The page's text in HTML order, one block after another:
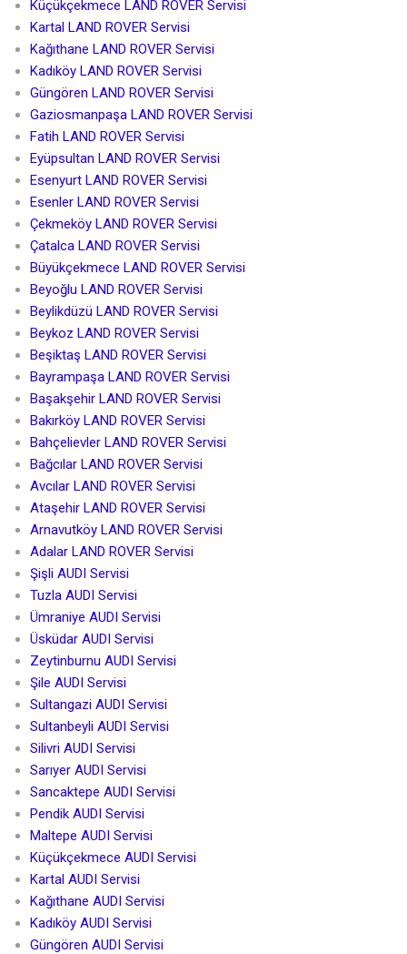
Küçükçekmece LAND ROVER Servisi
Kartal LAND ROVER Servisi
Kağıthane LAND ROVER Servisi
Kadıköy LAND ROVER Servisi
Güngören LAND ROVER Servisi
Gaziosmanpaşa LAND ROVER Servisi
Fatih LAND ROVER Servisi
Eyüpsultan LAND ROVER Servisi
Esenyurt LAND ROVER Servisi
Esenler LAND ROVER Servisi
Çekmeköy LAND ROVER Servisi
Çatalca LAND ROVER Servisi
Büyükçekmece LAND ROVER Servisi
Beyoğlu LAND ROVER Servisi
Beylikdüzü LAND ROVER Servisi
Beykoz LAND ROVER Servisi
Beşiktaş LAND ROVER Servisi
Bayrampaşa LAND ROVER Servisi
Başakşehir LAND ROVER Servisi
Bakırköy LAND ROVER Servisi
Bahçelievler LAND ROVER Servisi
Bağcılar LAND ROVER Servisi
Avcılar LAND ROVER Servisi
Ataşehir LAND ROVER Servisi
Arnavutköy LAND ROVER Servisi
Adalar LAND ROVER Servisi
Şişli AUDI Servisi
Tuzla AUDI Servisi
Ümraniye AUDI Servisi
Üsküdar AUDI Servisi
Zeytinburnu AUDI Servisi
Şile AUDI Servisi
Sultangazi AUDI Servisi
Sultanbeyli AUDI Servisi
Silivri AUDI Servisi
Sarıyer AUDI Servisi
Sancaktepe AUDI Servisi
Pendik AUDI Servisi
Maltepe AUDI Servisi
Küçükçekmece AUDI Servisi
Kartal AUDI Servisi
Kağıthane AUDI Servisi
Kadıköy AUDI Servisi
Güngören AUDI Servisi